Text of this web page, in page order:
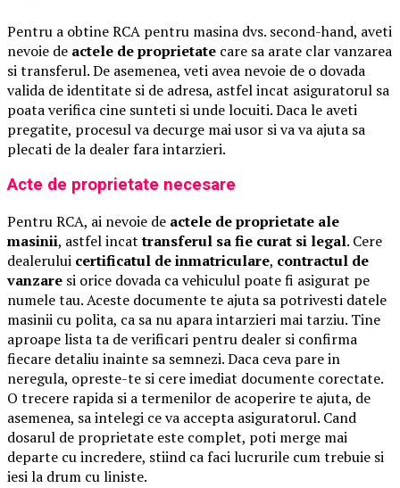
Pentru a obtine RCA pentru masina dvs. second-hand, aveti
nevoie de actele de proprietate care sa arate clar vanzarea
si transferul. De asemenea, veti avea nevoie de o dovada
valida de identitate si de adresa, astfel incat asiguratorul sa
poata verifica cine sunteti si unde locuiti. Daca le aveti
pregatite, procesul va decurge mai usor si va va ajuta sa
plecati de la dealer fara intarzieri.
Acte de proprietate necesare
Pentru RCA, ai nevoie de actele de proprietate ale
masinii, astfel incattransferul sa fie curat si legal. Cere
dealerului certificatul de inmatriculare, contractul de
vanzare si orice dovada ca vehiculul poate fi asigurat pe
numele tau. Aceste documente te ajuta sa potrivesti datele
masinii cu polita, ca sa nu apara intarzieri mai tarziu. Tine
aproape lista ta de verificari pentru dealer si confirma
fiecare detaliu inainte sa semnezi. Daca ceva pare in
neregula, opreste-te si cere imediat documente corectate.
O trecere rapida si a termenilor de acoperire te ajuta, de
asemenea, sa intelegi ce va accepta asiguratorul. Cand
dosarul de proprietate este complet, poti merge mai
departe cu incredere, stiind ca faci lucrurile cum trebuie si
iesi la drum cu liniste.